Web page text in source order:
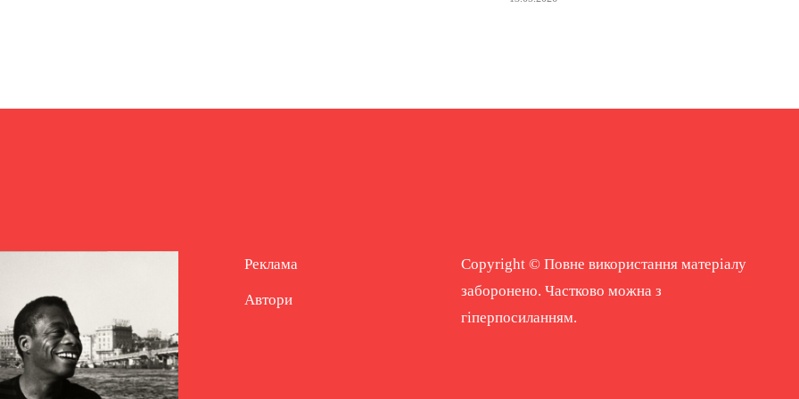
Реклама
Автори
Copyright © Повне використання матеріалу
заборонено. Частково можна з
гіперпосиланням.